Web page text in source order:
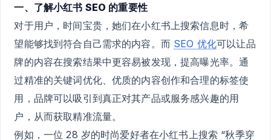
一、了解小红书 SEO 的重要性
对于用户，时间宝贵，她们在小红书上搜索信息时，希
望能够找到符合自己需求的内容。而 SEO 优化可以让品
牌的内容在搜索结果中更容易被发现，提高曝光率。通
过精准的关键词优化、优质的内容创作和合理的标签使
用，品牌可以吸引到真正对其产品或服务感兴趣的用
户，从而获取精准流量。
例如，一位 28 岁的时尚爱好者在小红书上搜索 “秋季穿